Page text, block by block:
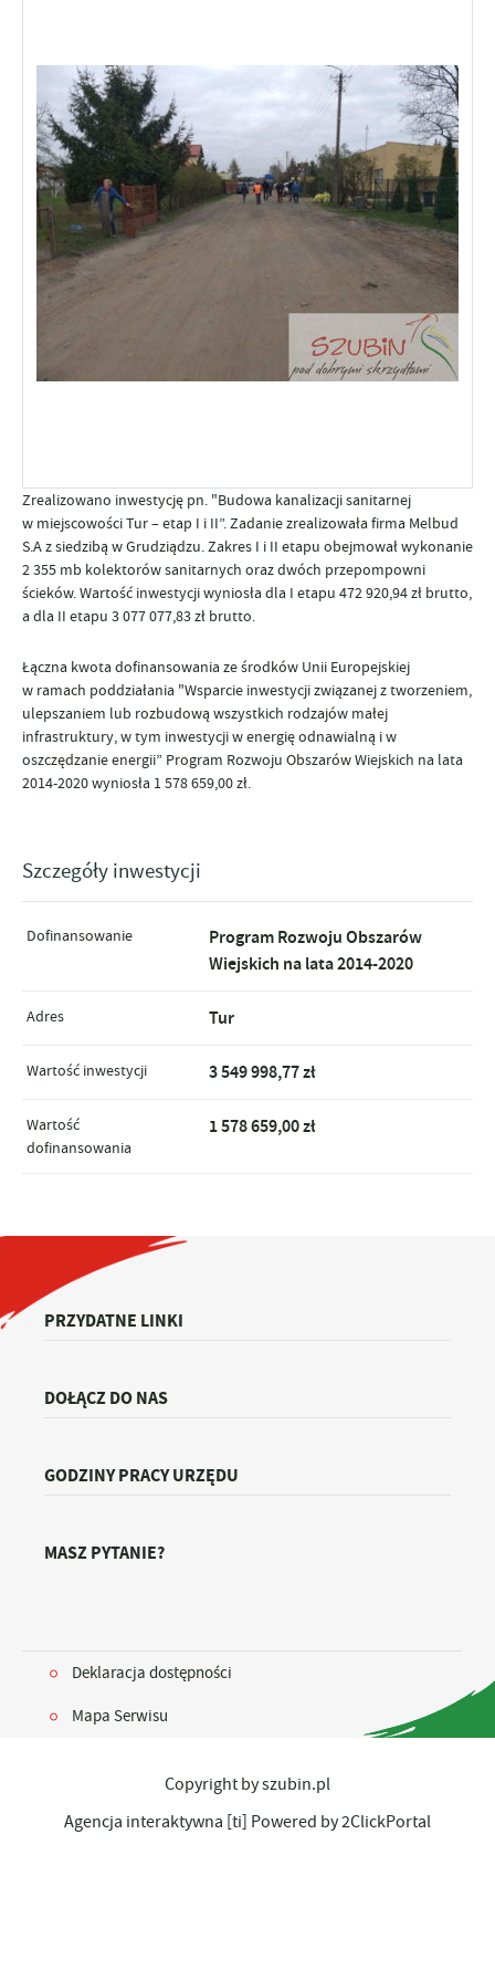
Zrealizowano inwestycję pn. "Budowa kanalizacji sanitarnej
w miejscowości Tur – etap I i II”. Zadanie zrealizowała firma Melbud
S.A z siedzibą w Grudziądzu. Zakres I i II etapu obejmował wykonanie
2 355 mb kolektorów sanitarnych oraz dwóch przepompowni
ścieków. Wartość inwestycji wyniosła dla I etapu 472 920,94 zł brutto,
a dla II etapu 3 077 077,83 zł brutto.
Łączna kwota dofinansowania ze środków Unii Europejskiej
w ramach poddziałania "Wsparcie inwestycji związanej z tworzeniem,
ulepszaniem lub rozbudową wszystkich rodzajów małej
infrastruktury, w tym inwestycji w energię odnawialną i w
oszczędzanie energii” Program Rozwoju Obszarów Wiejskich na lata
2014-2020 wyniosła 1 578 659,00 zł.
Szczegóły inwestycji
Dofinansowanie
Program Rozwoju Obszarów
Wiejskich na lata 2014-2020
Adres Tur
Wartość inwestycji 3 549 998,77 zł
Wartość
dofinansowania
1 578 659,00 zł
PRZYDATNE LINKI
DOŁĄCZ DO NAS
GODZINY PRACY URZĘDU
MASZ PYTANIE?
Deklaracja dostępności
Mapa Serwisu
Copyright by szubin.pl
Agencja interaktywna [ti] Powered by2ClickPortal